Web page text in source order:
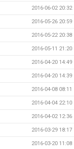
2016-06-02 20:32
2016-05-26 20:59
2016-05-22 20:38
2016-05-11 21:20
2016-04-20 14:49
2016-04-20 14:39
2016-04-08 08:11
2016-04-04 22:10
2016-04-02 12:36
2016-03-29 18:17
2016-03-20 11:08